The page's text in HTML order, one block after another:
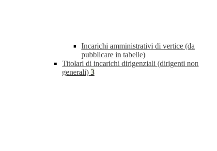
Incarichi amministrativi di vertice (da
pubblicare in tabelle)
Titolari di incarichi dirigenziali (dirigenti non
generali) 3